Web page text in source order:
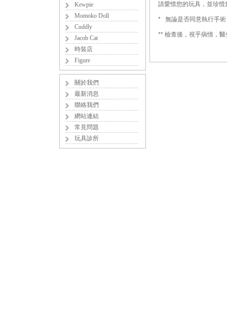
Kewpie
Momoko Doll
Cuddly
Jacob Cat
時裝店
Figure
關於我們
最新消息
聯絡我們
網站連結
常見問題
玩具診所
請愛惜您的玩具，並珍
* 無論是否同意執行手術
** 檢查後，視乎病情，